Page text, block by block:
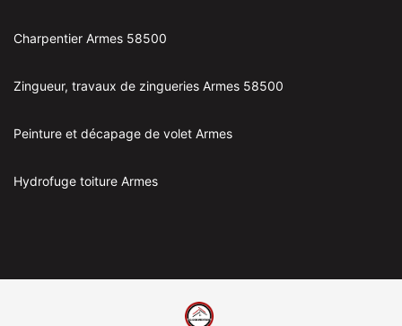
Charpentier Armes 58500
Zingueur, travaux de zingueries Armes 58500
Peinture et décapage de volet Armes
Hydrofuge toiture Armes